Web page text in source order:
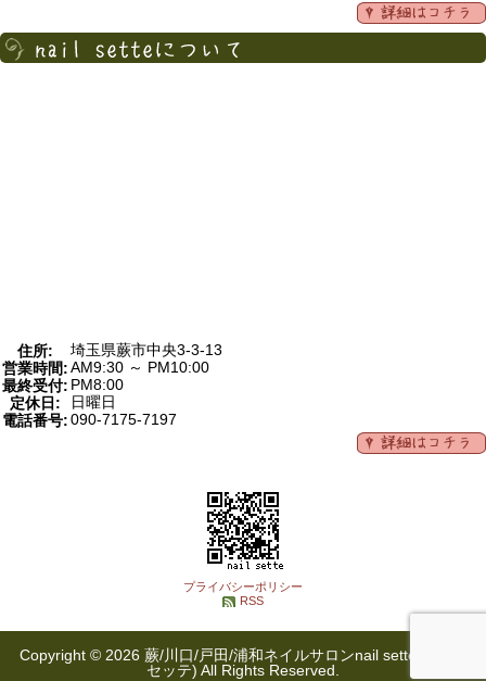
住所:
埼玉県蕨市中央3-3-13
営業時間:AM9:30 ～ PM10:00
最終受付: PM8:00
定休日:
日曜日
電話番号:090-7175-7197
プライバシーポリシー
RSS
Copyright © 2026 蕨/川口/戸田/浦和ネイルサロンnail sette(ネイル
セッテ) All Rights Reserved.